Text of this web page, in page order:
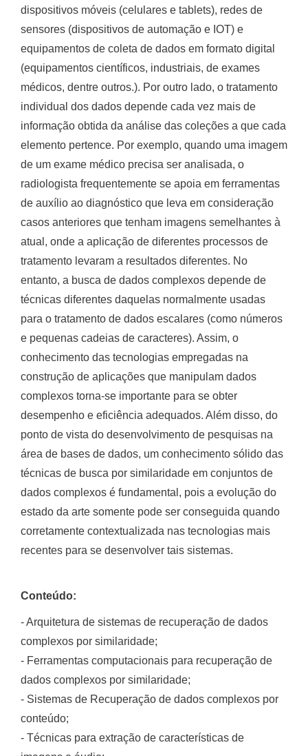
dispositivos móveis (celulares e tablets), redes de
sensores (dispositivos de automação e IOT) e
equipamentos de coleta de dados em formato digital
(equipamentos científicos, industriais, de exames
médicos, dentre outros.). Por outro lado, o tratamento
individual dos dados depende cada vez mais de
informação obtida da análise das coleções a que cada
elemento pertence. Por exemplo, quando uma imagem
de um exame médico precisa ser analisada, o
radiologista frequentemente se apoia em ferramentas
de auxílio ao diagnóstico que leva em consideração
casos anteriores que tenham imagens semelhantes à
atual, onde a aplicação de diferentes processos de
tratamento levaram a resultados diferentes. No
entanto, a busca de dados complexos depende de
técnicas diferentes daquelas normalmente usadas
para o tratamento de dados escalares (como números
e pequenas cadeias de caracteres). Assim, o
conhecimento das tecnologias empregadas na
construção de aplicações que manipulam dados
complexos torna-se importante para se obter
desempenho e eficiência adequados. Além disso, do
ponto de vista do desenvolvimento de pesquisas na
área de bases de dados, um conhecimento sólido das
técnicas de busca por similaridade em conjuntos de
dados complexos é fundamental, pois a evolução do
estado da arte somente pode ser conseguida quando
corretamente contextualizada nas tecnologias mais
recentes para se desenvolver tais sistemas.
Conteúdo:
- Arquitetura de sistemas de recuperação de dados
complexos por similaridade;
- Ferramentas computacionais para recuperação de
dados complexos por similaridade;
- Sistemas de Recuperação de dados complexos por
conteúdo;
- Técnicas para extração de características de